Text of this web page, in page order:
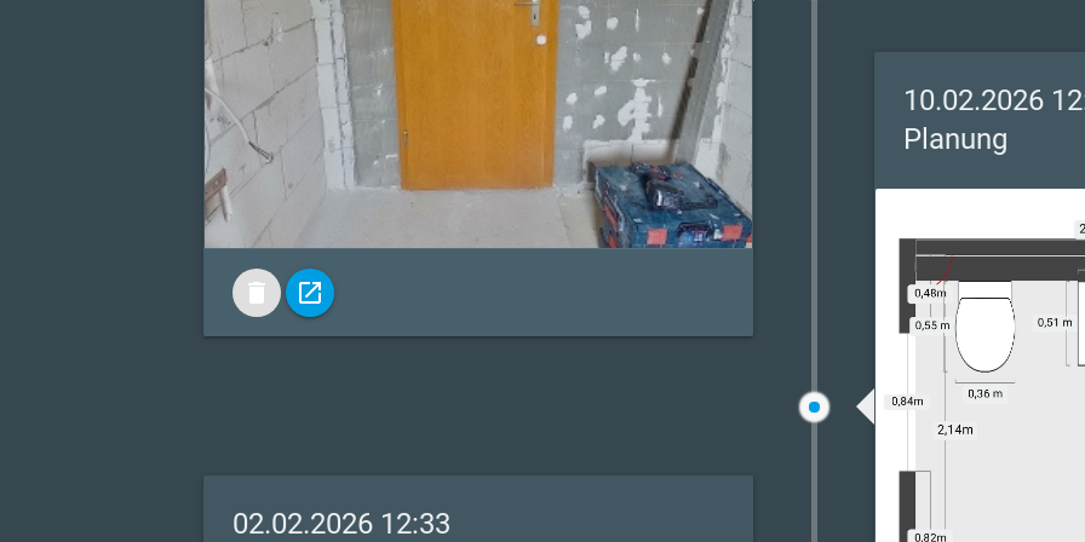
delete open_in_new
10.02.2026
Planung
02.02.2026 12:33